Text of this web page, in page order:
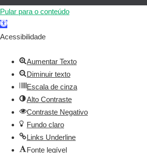
Pular para o conteúdo
Barra
de
Aberta
Acessibilidade
Aumentar Texto
Diminuir texto
Escala de cinza
Alto Contraste
Contraste Negativo
Fundo claro
Links Underline
Fonte legível